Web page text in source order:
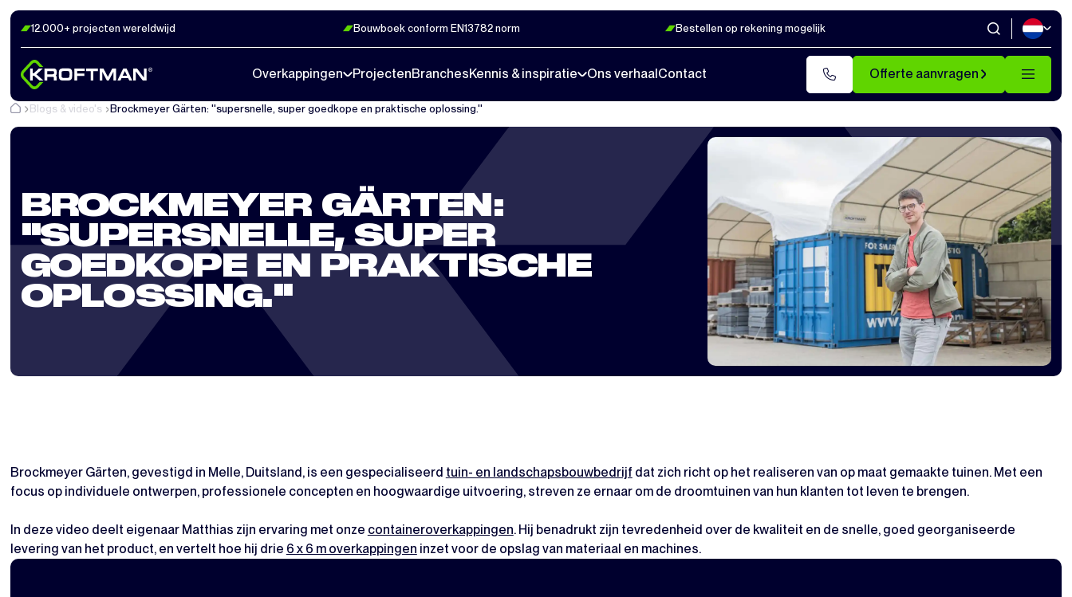
12.000+ projecten wereldwijd Bouwboek conform EN13782 norm Bestellen op rekening mogelijk
Overkappingen ProjectenBranchesKennis & inspiratie Ons verhaal Contact Offerte aanvragen
Blogs & video's Brockmeyer Gärten: ''supersnelle, super goedkope en praktische oplossing.''
BROCKMEYER GÄRTEN:
''SUPERSNELLE, SUPER
GOEDKOPE EN PRAKTISCHE
OPLOSSING.''
Brockmeyer Gärten, gevestigd in Melle, Duitsland, is een gespecialiseerd tuin- en landschapsbouwbedrijf dat zich richt op het realiseren van op maat gemaakte tuinen. Met een
focus op individuele ontwerpen, professionele concepten en hoogwaardige uitvoering, streven ze ernaar om de droomtuinen van hun klanten tot leven te brengen.
In deze video deelt eigenaar Matthias zijn ervaring met onze containeroverkappingen. Hij benadrukt zijn tevredenheid over de kwaliteit en de snelle, goed georganiseerde
levering van het product, en vertelt hoe hij drie 6 x 6 m overkappingen inzet voor de opslag van materiaal en machines.